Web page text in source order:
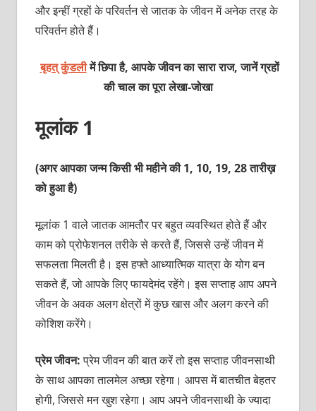
और इन्हीं ग्रहों के परिवर्तन से जातक के जीवन में अनेक तरह के
परिवर्तन होते हैं।
बृहत् कुंडलीमें छिपा है, आपके जीवन का सारा राज, जानें ग्रहों
की चाल का पूरालेखा-जोखा
मूलांक 1
(अगर आपका जन्म किसी भी महीने की 1, 10, 19, 28 तारीख़
को हुआ है)
मूलांक 1 वाले जातक आमतौर पर बहुत व्यवस्थित होते हैं और
काम को प्रोफेशनल तरीके से करते हैं, जिससे उन्हें जीवन में
सफलता मिलती है। इस हफ्ते आध्यात्मिक यात्रा के योग बन
सकते हैं, जो आपके लिए फायदेमंद रहेंगे। इस सप्ताह आप अपने
जीवन के अवक अलग क्षेत्रों में कुछ खास और अलग करने की
कोशिश करेंगे।
प्रेम जीवन:प्रेम जीवन की बात करें तो इस सप्ताह जीवनसाथी
के साथ आपका तालमेल अच्छा रहेगा। आपस में बातचीत बेहतर
होगी, जिससे मन खुश रहेगा। आप अपने जीवनसाथी के ज्यादा